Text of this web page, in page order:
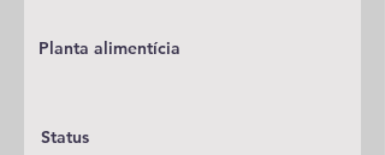
Planta alimentícia
Status